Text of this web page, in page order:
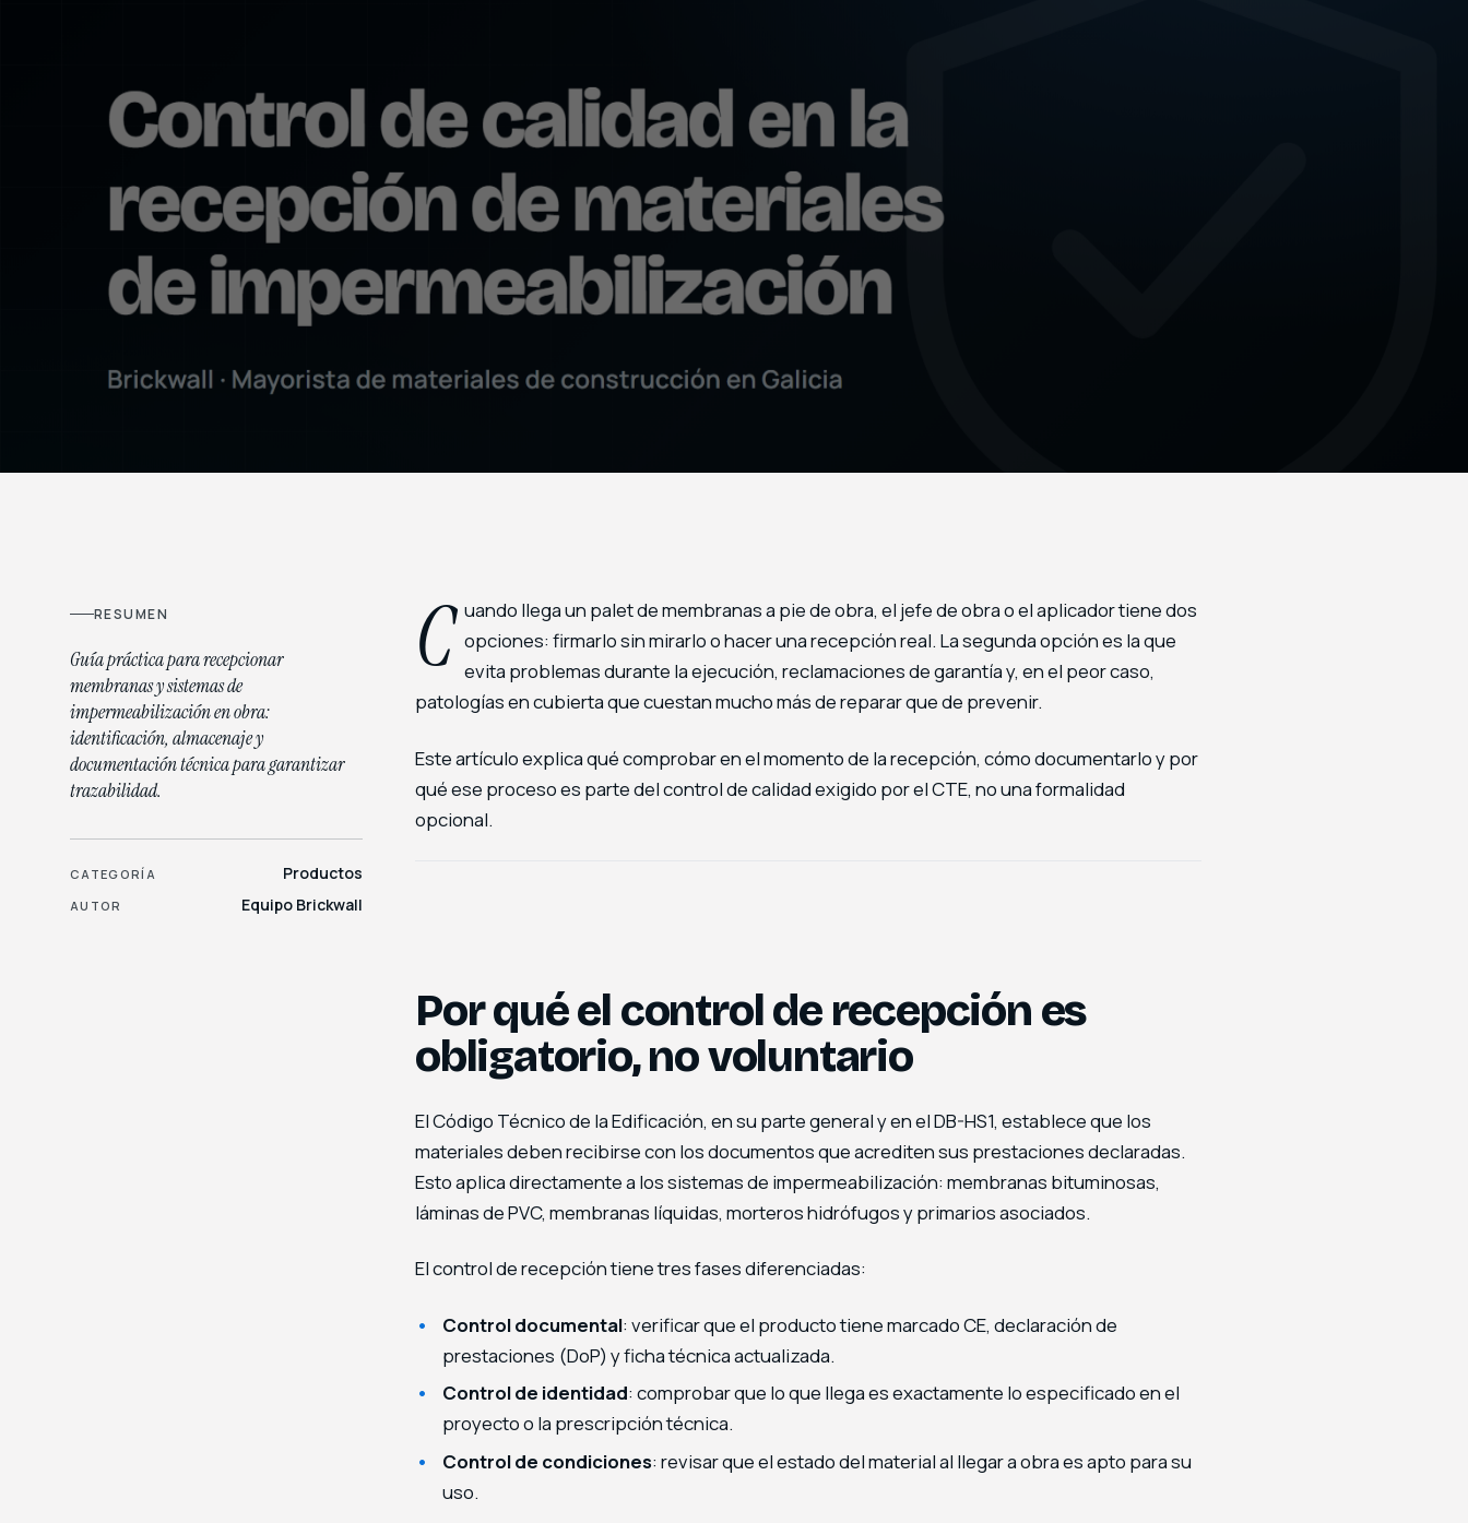
RESUMEN
Guía práctica para recepcionar
membranas y sistemas de
impermeabilización en obra:
identificación, almacenaje y
documentación técnica para garantizar
trazabilidad.
CATEGORÍA Productos
AUTOR Equipo Brickwall
C uando llega un palet de membranas a pie de obra, el jefe de obra o el aplicador tiene dos
opciones: firmarlo sin mirarlo o hacer una recepción real. La segunda opción es la que
evita problemas durante la ejecución, reclamaciones de garantía y, en el peor caso,
patologías en cubierta que cuestan mucho más de reparar que de prevenir.
Este artículo explica qué comprobar en el momento de la recepción, cómo documentarlo y por
qué ese proceso es parte del control de calidad exigido por el CTE, no una formalidad
opcional.
Por qué el control de recepción es
obligatorio, no voluntario
El Código Técnico de la Edificación, en su parte general y en el DB-HS1, establece que los
materiales deben recibirse con los documentos que acrediten sus prestaciones declaradas.
Esto aplica directamente a los sistemas de impermeabilización: membranas bituminosas,
láminas de PVC, membranas líquidas, morteros hidrófugos y primarios asociados.
El control de recepción tiene tres fases diferenciadas:
Control documental: verificar que el producto tiene marcado CE, declaración de
prestaciones (DoP) y ficha técnica actualizada.
Control de identidad: comprobar que lo que llega es exactamente lo especificado en el
proyecto o la prescripción técnica.
Control de condiciones: revisar que el estado del material al llegar a obra es apto para su
uso.